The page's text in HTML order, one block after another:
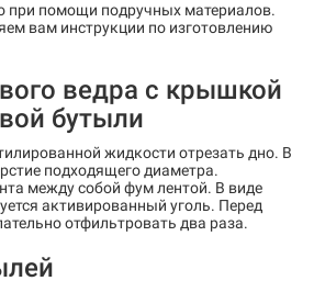
при помощи подручных материалов.
вам инструкции по изготовлению
ведра с крышкой
бутыли
жидкости отрезать дно. В
подходящего диаметра.
между собой фум лентой. В виде
активированный уголь. Перед
отфильтровать два раза.